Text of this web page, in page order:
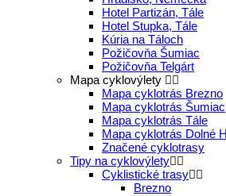
Hotel Partizán, Tále
Hotel Stupka, Tále
Kúria na Táloch
Požičovňa Šumiac
Požičovňa Telgárt
Mapa cyklovýlety
Mapa cyklotrás Brezno
Mapa cyklotrás Šumiac
Mapa cyklotrás Tále
Mapa cyklotrás Dolné
Značené cyklotrasy
Tipy na cyklovýlety
Cyklistické trasy
Brezno